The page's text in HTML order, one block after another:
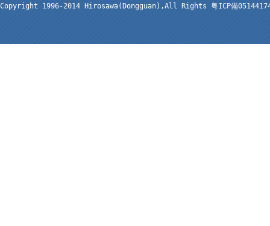
Copyright 1996-2014 Hirosawa(Dongguan),All Rights 粤ICP備